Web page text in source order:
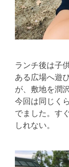
ランチ後は子
ある広場へ遊
が、敷地を潤
今回は同じく
でました。す
しれない。